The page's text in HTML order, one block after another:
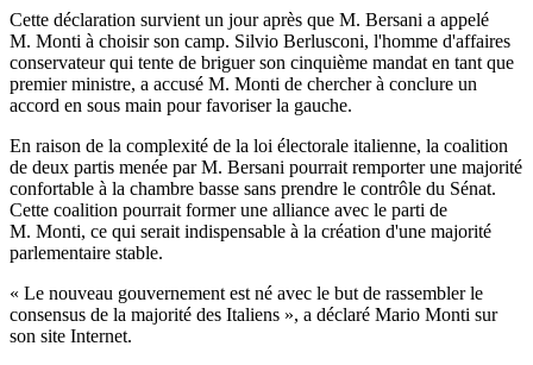
Cette déclaration survient un jour après que M. Bersani a appelé
M. Monti à choisir son camp. Silvio Berlusconi, l'homme d'affaires
conservateur qui tente de briguer son cinquième mandat en tant que
premier ministre, a accusé M. Monti de chercher à conclure un
accord en sous main pour favoriser la gauche.
En raison de la complexité de la loi électorale italienne, la coalition
de deux partis menée par M. Bersani pourrait remporter une majorité
confortable à la chambre basse sans prendre le contrôle du Sénat.
Cette coalition pourrait former une alliance avec le parti de
M. Monti, ce qui serait indispensable à la création d'une majorité
parlementaire stable.
« Le nouveau gouvernement est né avec le but de rassembler le
consensus de la majorité des Italiens », a déclaré Mario Monti sur
son site Internet.